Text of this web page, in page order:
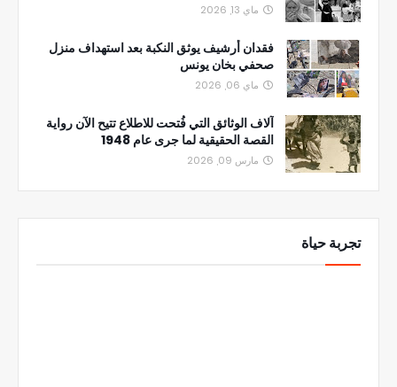
ماي 13, 2026
فقدان أرشيف يوثق النكبة بعد استهداف منزل
صحفي بخان يونس
ماي 06, 2026
آلاف الوثائق التي فُتحت للاطلاع تتيح الآن رواية
القصة الحقيقية لما جرى عام 1948
مارس 09, 2026
تجربة حياة